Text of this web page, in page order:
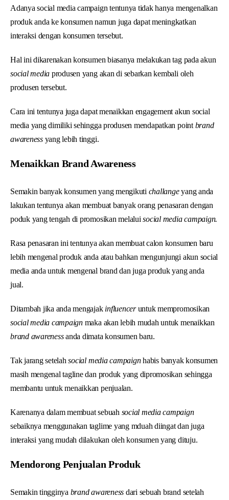
Adanya social media campaign tentunya tidak hanya mengenalkan
produk anda ke konsumen namun juga dapat meningkatkan
interaksi dengan konsumen tersebut.
Hal ini dikarenakan konsumen biasanya melakukan tag pada akun
social media produsen yang akan di sebarkan kembali oleh
produsen tersebut.
Cara ini tentunya juga dapat menaikkan engagement akun social
media yang dimiliki sehingga produsen mendapatkan point brand
awareness yang lebih tinggi.
Menaikkan Brand Awareness
Semakin banyak konsumen yang mengikuti challangeyang anda
lakukan tentunya akan membuat banyak orang penasaran dengan
poduk yang tengah di promosikan melaluisocial media campaign.
Rasa penasaran ini tentunya akan membuat calon konsumen baru
lebih mengenal produk anda atau bahkan mengunjungi akun social
media anda untuk mengenal brand dan juga produk yang anda
jual.
Ditambah jika anda mengajakinfluenceruntuk mempromosikan
social media campaignmaka akan lebih mudah untuk menaikkan
brand awarenessanda dimata konsumen baru.
Tak jarang setelahsocial media campaignhabis banyak konsumen
masih mengenal tagline dan produk yang dipromosikan sehingga
membantu untuk menaikkan penjualan.
Karenanya dalam membuat sebuah social media campaign
sebaiknya menggunakan taglime yang mduah diingat dan juga
interaksi yang mudah dilakukan oleh konsumen yang dituju.
Mendorong Penjualan Produk
Semakin tingginya brand awareness dari sebuah brand setelah